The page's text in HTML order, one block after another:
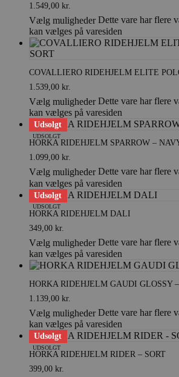
1.549,00 kr.
Vælg muligheder Dette vare har flere
kan vælges på varesiden
COVALLIERO RIDEHJELM ELITE
1.539,00 kr.
Vælg muligheder Dette vare har flere
kan vælges på varesiden
Udsolgt
UDSOLGT
HORKA RIDEHJELM SPARROW –
1.099,00 kr.
Vælg muligheder Dette vare har flere
kan vælges på varesiden
Udsolgt
UDSOLGT
HORKA RIDEHJELM DALI
349,00 kr.
Vælg muligheder Dette vare har flere
kan vælges på varesiden
HORKA RIDEHJELM GAUDI GLOSSY –
1.139,00 kr.
Vælg muligheder Dette vare har flere
kan vælges på varesiden
Udsolgt
UDSOLGT
HORKA RIDEHJELM RIDER – SORT
399,00 kr.